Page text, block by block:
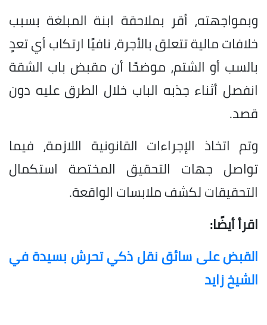
وبمواجهته، أقر بملاحقة ابنة المبلغة بسبب
خلافات مالية تتعلق بالأجرة، نافيًا ارتكاب أي تعدٍ
بالسب أو الشتم، موضحًا أن مقبض باب الشقة
انفصل أثناء جذبه الباب خلال الطرق عليه دون
قصد.
وتم اتخاذ الإجراءات القانونية اللازمة، فيما
تواصل جهات التحقيق المختصة استكمال
التحقيقات لكشف ملابسات الواقعة.
اقرأ أيضًا:
القبض على سائق نقل ذكي تحرش بسيدة في
الشيخ زايد